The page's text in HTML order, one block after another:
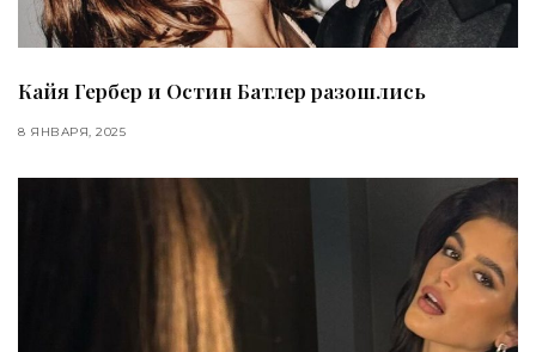
Кайя Гербер и Остин Батлер разошлись
8 ЯНВАРЯ, 2025